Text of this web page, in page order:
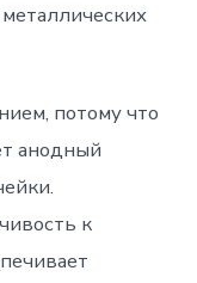
потому что
анодный
к